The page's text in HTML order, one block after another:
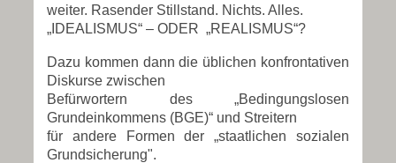
weiter. Rasender Stillstand. Nichts. Alles.
„IDEALISMUS“ – ODER „REALISMUS“?
Dazu kommen dann die üblichen konfrontativen
Diskurse zwischen
Befürwortern des „Bedingungslosen
Grundeinkommens (BGE)“ und Streitern
für andere Formender „staatlichen sozialen
Grundsicherung".